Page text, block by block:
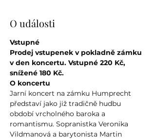
O události
Vstupné
Prodej vstupenek v pokladně zámku
v den koncertu. Vstupné 220 Kč,
snížené 180 Kč.
O koncertu
Jarní koncert na zámku Humprecht
představí jako již tradičně hudbu
období vrcholného baroka a
romantismu. Sopranistka Veronika
Vildmanová a barytonista Martin